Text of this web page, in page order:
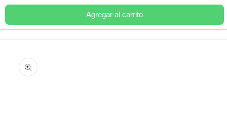
Ir
al contenido
a la
información
Agregar al carrito